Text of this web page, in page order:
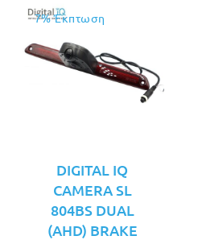
7% Έκπτωση
DIGITAL IQ
CAMERA SL
804BS DUAL
(AHD) BRAKE